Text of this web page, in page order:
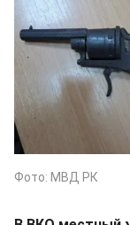
Фото: МВД РК